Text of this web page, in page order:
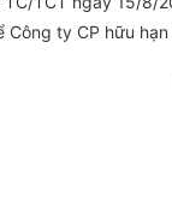
ty CP hữu